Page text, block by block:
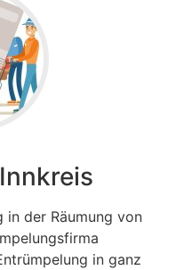
in der Räumung von
in ganz